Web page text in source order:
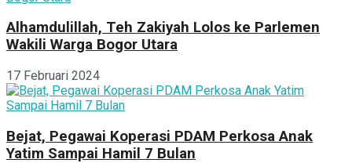
Alhamdulillah, Teh Zakiyah Lolos ke Parlemen
Wakili Warga Bogor Utara
17 Februari 2024
Bejat, Pegawai Koperasi PDAM Perkosa Anak
Yatim Sampai Hamil 7 Bulan